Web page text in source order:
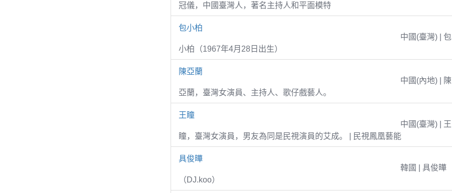
冠儀，中國臺灣人，著名主持人和平面模特
包小柏
中國(臺灣) | 包
小柏（1967年4月28日出生）
陳亞蘭
中國(內地) | 陳
亞蘭，臺灣女演員、主持人、歌仔戲藝人。
王瞳
中國(臺灣) | 王
瞳，臺灣女演員，男友為同是民視演員的艾成。 | 民視鳳凰藝能
具俊曄
韓國 | 具俊曄
（DJ.koo）